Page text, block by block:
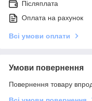
Післяплата
Оплата на рахунок
Всі умови оплати
Умови повернення
Повернення товару